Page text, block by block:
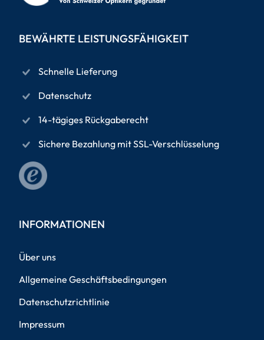
BEWÄHRTE LEISTUNGSFÄHIGKEIT
Schnelle Lieferung
Datenschutz
14-tägiges Rückgaberecht
Sichere Bezahlung mit SSL-Verschlüsselung
INFORMATIONEN
Über uns
Allgemeine Geschäftsbedingungen
Datenschutzrichtlinie
Impressum